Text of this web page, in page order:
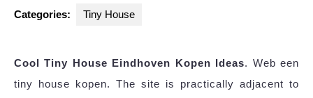
Categories: Tiny House
Cool Tiny House Eindhoven Kopen Ideas. Web een
tiny house kopen. The site is practically adjacent to